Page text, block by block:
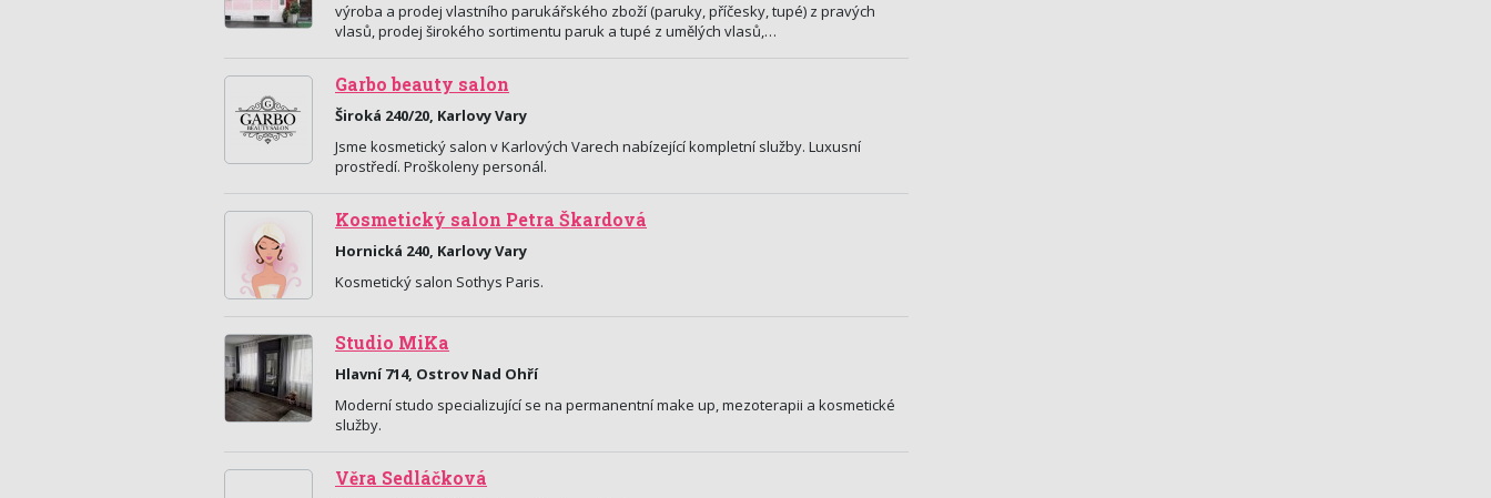
výroba a prodej vlastního parukářského zboží (paruky, příčesky, tupé) z pravých
vlasů, prodej širokého sortimentu paruk a tupé z umělých vlasů,…
Garbo beauty salon
Široká 240/20, Karlovy Vary
Jsme kosmetický salon v Karlových Varech nabízející kompletní služby. Luxusní
prostředí. Proškoleny personál.
Kosmetický salon Petra Škardová
Hornická 240, Karlovy Vary
Kosmetický salon Sothys Paris.
Studio MiKa
Hlavní 714, Ostrov Nad Ohří
Moderní studo specializující se na permanentní make up, mezoterapii a kosmetické
služby.
Věra Sedláčková